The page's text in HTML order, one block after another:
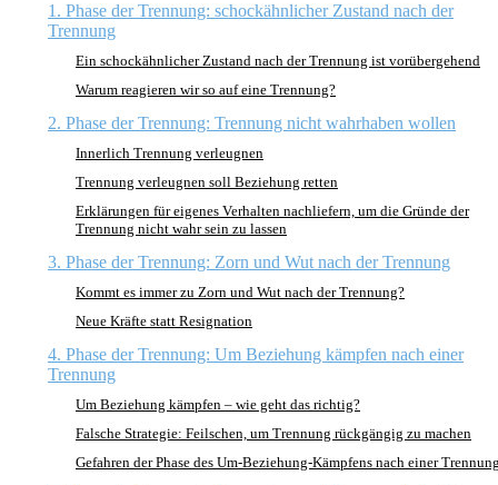
1. Phase der Trennung: schockähnlicher Zustand nach der
Trennung
Ein schockähnlicher Zustand nach der Trennung ist vorübergehend
Warum reagieren wir so auf eine Trennung?
2. Phase der Trennung: Trennung nicht wahrhaben wollen
Innerlich Trennung verleugnen
Trennung verleugnen soll Beziehung retten
Erklärungen für eigenes Verhalten nachliefern, um die Gründe der
Trennung nicht wahr sein zu lassen
3. Phase der Trennung: Zorn und Wut nach der Trennung
Kommt es immer zu Zorn und Wut nach der Trennung?
Neue Kräfte statt Resignation
4. Phase der Trennung: Um Beziehung kämpfen nach einer
Trennung
Um Beziehung kämpfen – wie geht das richtig?
Falsche Strategie: Feilschen, um Trennung rückgängig zu machen
Gefahren der Phase des Um-Beziehung-Kämpfens nach einer